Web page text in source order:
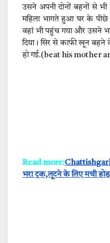
उसने अपनी दोनों बहनों से भी
महिला भागते हुआ घर के
वहां भी पहुंच गया और उसने
दिया। सिर से काफी खून
हो गई.(beat his mother
Read more:Chattishgarh
भरा ट्रक,लूटने के लिए मची होड़